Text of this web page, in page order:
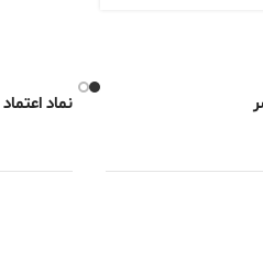
نماد